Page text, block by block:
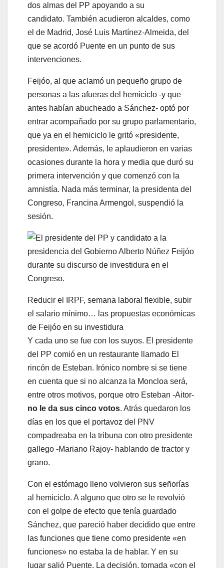
dos almas del PP apoyando a su
candidato. También acudieron alcaldes, como
el de Madrid, José Luis Martínez-Almeida, del
que se acordó Puente en un punto de sus
intervenciones.
Feijóo, al que aclamó un pequeño grupo de
personas a las afueras del hemiciclo -y que
antes habían abucheado a Sánchez- optó por
entrar acompañado por su grupo parlamentario,
que ya en el hemiciclo le gritó «presidente,
presidente». Además, le aplaudieron en varias
ocasiones durante la hora y media que duró su
primera intervención y que comenzó con la
amnistía. Nada más terminar, la presidenta del
Congreso, Francina Armengol, suspendió la
sesión.
Reducir el IRPF, semana laboral flexible, subir
el salario mínimo… las propuestas económicas
de Feijóo en su investidura
Y cada uno se fue con los suyos. El presidente
del PP comió en un restaurante llamado El
rincón de Esteban. Irónico nombre si se tiene
en cuenta que si no alcanza la Moncloa será,
entre otros motivos, porque otro Esteban -Aitor-
no le da sus cinco votos. Atrás quedaron los
días en los que el portavoz del PNV
compadreaba en la tribuna con otro presidente
gallego -Mariano Rajoy- hablando de tractor y
grano.
Con el estómago lleno volvieron sus señorías
al hemiciclo. A alguno que otro se le revolvió
con el golpe de efecto que tenía guardado
Sánchez, que pareció haber decidido que entre
las funciones que tiene como presidente «en
funciones» no estaba la de hablar. Y en su
lugar salió Puente. La decisión, tomada «con el